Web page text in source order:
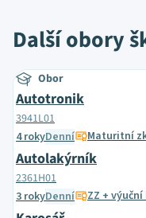
Další obory
Obor
Autotronik
3941L01
4 rokyDenní Maturitní
Autolakýrník
2361H01
3 rokyDenní ZZ +